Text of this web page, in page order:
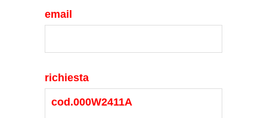
email
richiesta